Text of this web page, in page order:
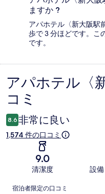
ますか ?
アパホテル〈新大阪駅
歩で 3 分ほどです。こ
です。
口
コ
ミ
アパホテル〈
コミ
8.6 非常に良い
1,574 件の口コミ
9.0
清潔度 設
口
宿泊者限定の口コミ